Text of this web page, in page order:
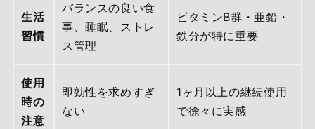
生活
習慣
バランスの良い食
事、睡眠、ストレ
ス管理
ビタミンB群・亜鉛・
鉄分が特に重要
使用
時の
注意
即効性を求めすぎ
ない
1ヶ月以上の継続使用
で徐々に実感